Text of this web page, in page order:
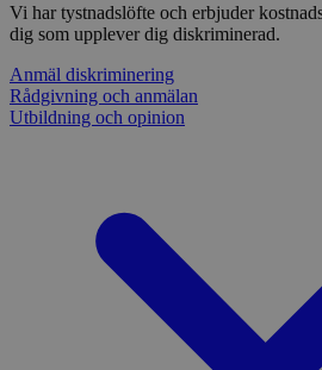
Vi har tystnadslöfte och erbjuder
dig som upplever dig diskriminerad.
Anmäl diskriminering
Rådgivning och anmälan
Utbildning och opinion